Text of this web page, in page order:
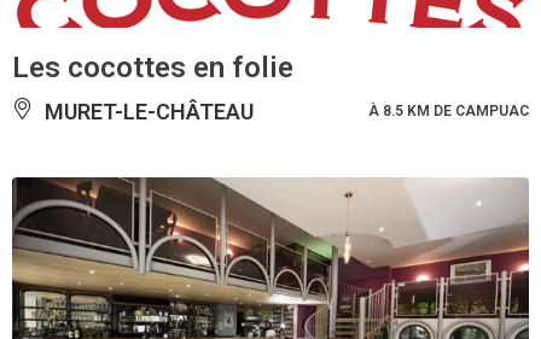
Les cocottes en folie
MURET-LE-CHÂTEAU À 8.5 KM DE CAMPUAC